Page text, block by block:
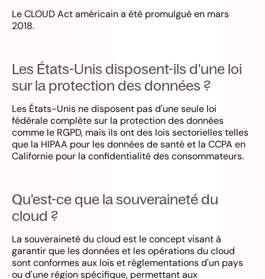
Le CLOUD Act américain a été promulgué en mars
2018.
Les États-Unis disposent-ils d'une loi
sur la protection des données ?
Les États-Unis ne disposent pas d'une seule loi
fédérale complète sur la protection des données
comme le RGPD, mais ils ont des lois sectorielles telles
que la HIPAA pour les données de santé et la CCPA en
Californie pour la confidentialité des consommateurs.
Qu'est-ce que la souveraineté du
cloud ?
La souveraineté du cloud est le concept visant à
garantir que les données et les opérations du cloud
sont conformes aux lois et réglementations d'un pays
ou d'une région spécifique, permettant aux